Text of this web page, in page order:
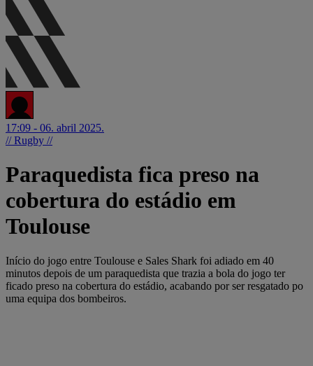
17:09 - 06. abril 2025.
// Rugby //
Paraquedista fica preso na
cobertura do estádio em
Toulouse
Início do jogo entre Toulouse e Sales Shark foi adiado em 40
minutos depois de um paraquedista que trazia a bola do jogo ter
ficado preso na cobertura do estádio, acabando por ser resgatado po
uma equipa dos bombeiros.